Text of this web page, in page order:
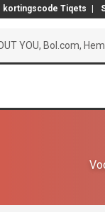
kortingscode Tiqets